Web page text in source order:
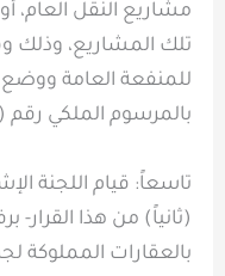
مشاريع النقل العام،
تلك المشاريع، وذلك
للمنفعة العامة ووضع
بالمرسوم الملكي رقم (م/15) وتاريخ 11 /3/
تاسعاً: قيام اللجنة
(ثانياً) من هذا القرار-
بالعقارات المملوكة